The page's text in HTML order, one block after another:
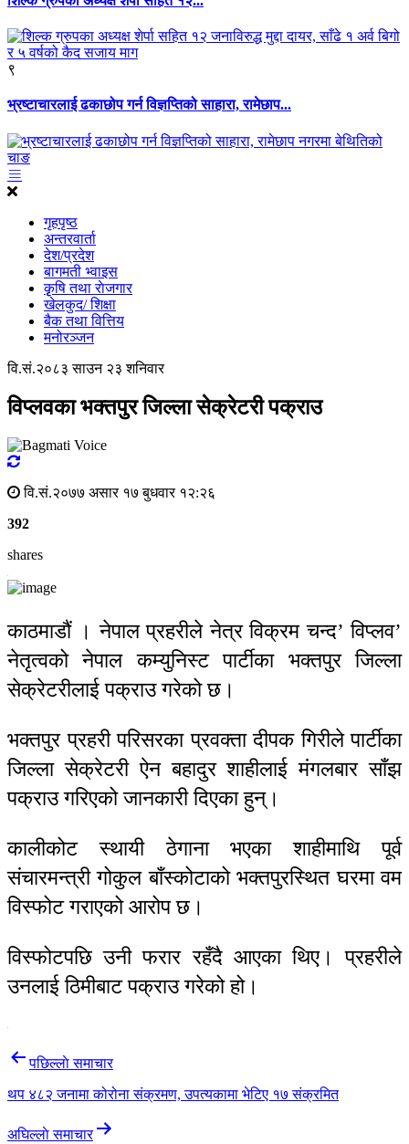
९
भ्रष्टाचारलाई ढकाछोप गर्न विज्ञप्तिको साहारा, रामेछाप...
गृहपृष्ठ
अन्तरवार्ता
देश/प्रदेश
बागमती भ्वाइस
कृृषि तथा राेजगार
खेलकुद/ शिक्षा
बैक तथा वित्तिय
मनोरञ्जन
वि.सं.२०८३ साउन २३ शनिवार
विप्लवका भक्तपुर जिल्ला सेक्रेटरी पक्राउ
वि.सं.२०७७ असार १७ बुधवार १२:२६
392
shares
काठमाडौं । नेपाल प्रहरीले नेत्र विक्रम चन्द’ विप्लव’
नेतृत्वको नेपाल कम्युनिस्ट पार्टीका भक्तपुर जिल्ला
सेक्रेटरीलाई पक्राउ गरेको छ।
भक्तपुर प्रहरी परिसरका प्रवक्ता दीपक गिरीले पार्टीका
जिल्ला सेक्रेटरी ऐन बहादुर शाहीलाई मंगलबार साँझ
पक्राउ गरिएको जानकारी दिएका हुन्।
कालीकोट स्थायी ठेगाना भएका शाहीमाथि पूर्व
संचारमन्त्री गोकुल बाँस्कोटाको भक्तपुरस्थित घरमा वम
विस्फोट गराएको आरोप छ।
विस्फोटपछि उनी फरार रहँदै आएका थिए। प्रहरीले
उनलाई ठिमीबाट पक्राउ गरेको हो।
Post
navigation
पछिल्लाे समाचार
थप ४८२ जनामा कोरोना संक्रमण, उपत्यकामा भेटिए १७ संक्रमित
अघिल्लाे समाचार